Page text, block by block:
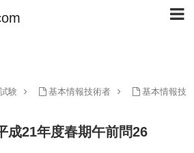
験 基本情報技術者
基本情報技
成21年度春期午前問26